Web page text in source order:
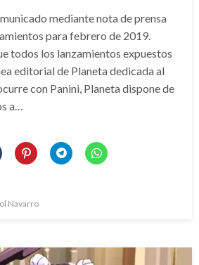
mediante nota de prensa
para febrero de 2019.
todos los lanzamientos expuestos
editorial de Planeta dedicada al
con Panini, Planeta dispone de
a…
Navarro